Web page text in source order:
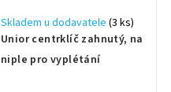
Unior centrklíč zahnutý, na
niple pro vyplétání
Skladem u dodavatele (3 ks)